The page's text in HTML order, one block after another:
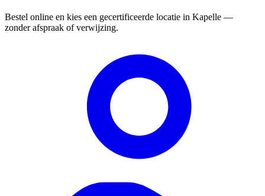
Bestel online en kies een gecertificeerde locatie in Kapelle —
zonder afspraak of verwijzing.